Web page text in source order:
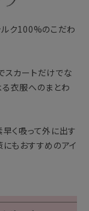
ク100%のこだわ
スカートだけでな
衣服へのまとわ
く吸って外に出す
もおすすめのアイ